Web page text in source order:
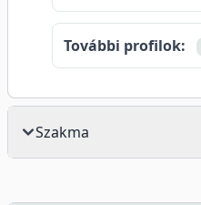
További profilok:
Szakma